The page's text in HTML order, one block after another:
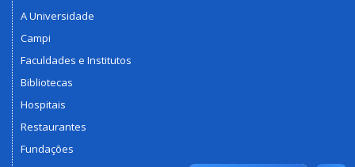
A Universidade
Campi
Faculdades e Institutos
Bibliotecas
Hospitais
Restaurantes
Fundações